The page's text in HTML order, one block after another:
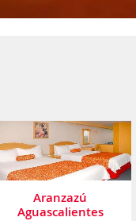
Aranzazú
Aguascalientes